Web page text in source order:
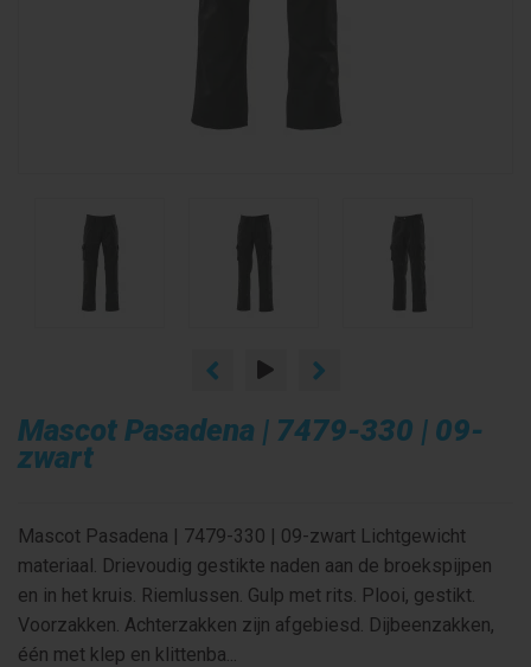
Mascot Pasadena | 7479-330 | 09-
zwart
Mascot Pasadena | 7479-330 | 09-zwart Lichtgewicht
materiaal. Drievoudig gestikte naden aan de broekspijpen
en in het kruis. Riemlussen. Gulp met rits. Plooi, gestikt.
Voorzakken. Achterzakken zijn afgebiesd. Dijbeenzakken,
één met klep en klittenba...